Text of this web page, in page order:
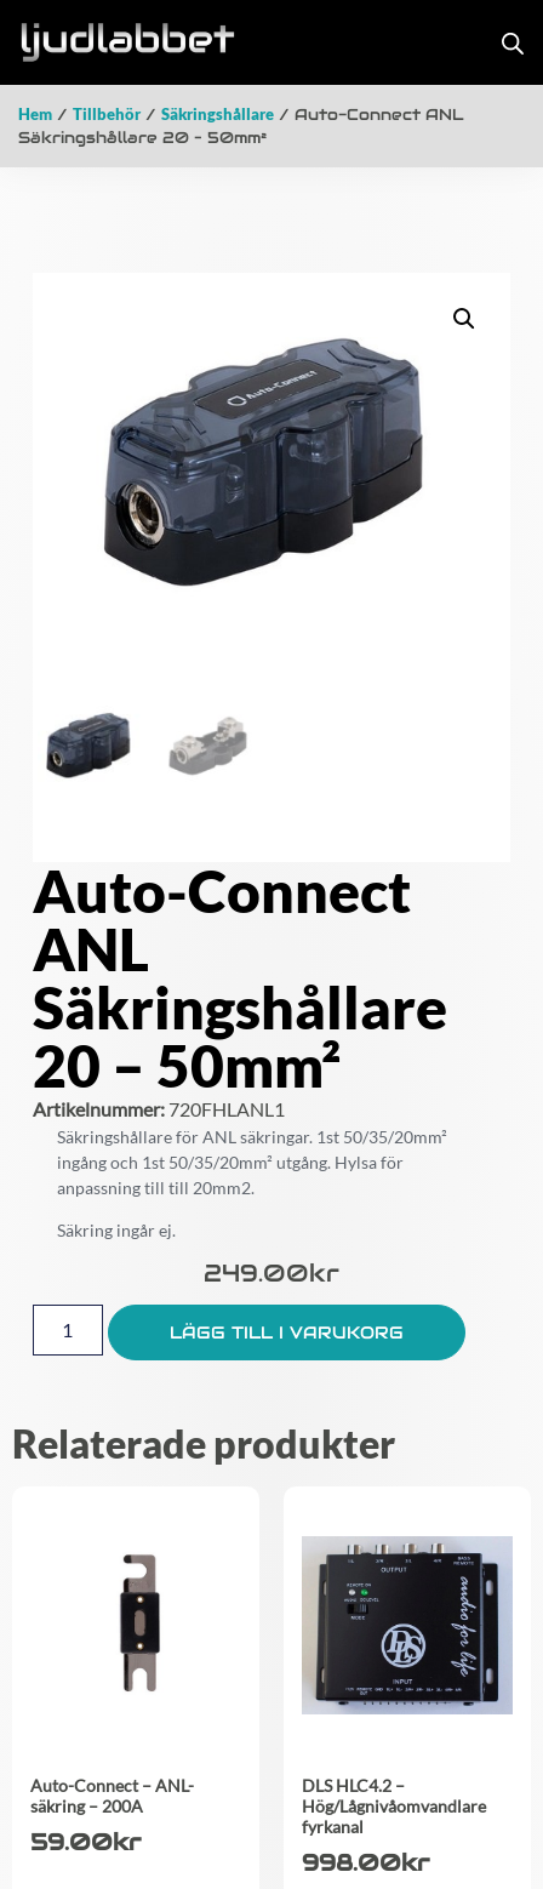
Hem / Tillbehör/ Säkringshållare / Auto-Connect ANL
Säkringshållare 20 – 50mm²
Auto-Connect
ANL
Säkringshållare
20 – 50mm²
Artikelnummer:720FHLANL1
Säkringshållare för ANL säkringar. 1st 50/35/20mm²
ingång och 1st 50/35/20mm² utgång. Hylsa för
anpassning till till 20mm2.
Säkring ingår ej.
249.00Kr
LÄGG TILL I VARUKORG
Relaterade produkter
Auto-Connect – ANL-
säkring – 200A
59.00kr
DLS HLC4.2 –
Hög/Lågnivåomvandlare
fyrkanal
998.00kr